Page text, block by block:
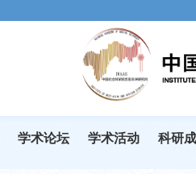
学术论坛 学术活动 科研